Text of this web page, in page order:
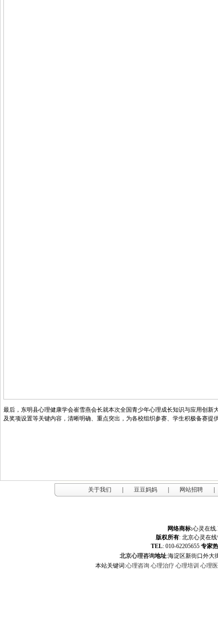
最后，东明县心理健康学会崔雪燕会长就本次全国青少年心理成长知识与应用创
及奖项设置等关键内容，清晰明确、重点突出，为各校组织参赛、学生积极备赛提
关于我们 豆豆妈妈 网站招聘
网络商标:心灵在线
版权所有: 北京心灵在
TEL: 010-62205655 专家
北京心理咨询地址:海淀区新街口外大
本站关键词:心理咨询 心理治疗 心理培训 心理